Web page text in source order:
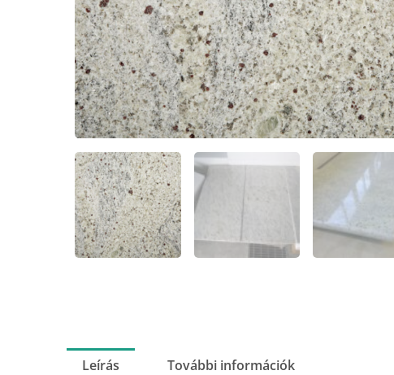
Leírás További információk